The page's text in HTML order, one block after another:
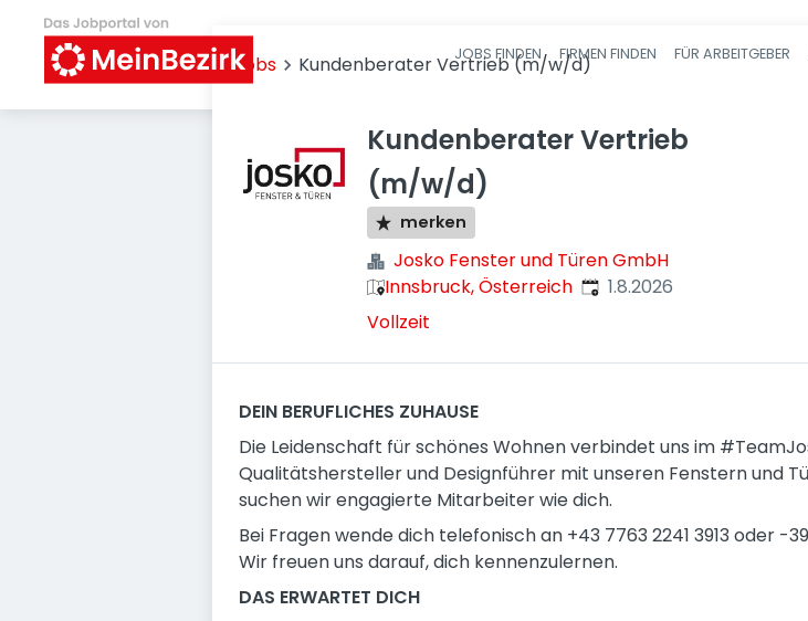
JOBS FINDEN FIRMEN FINDEN FÜR ARBEITGEBER
Jobs Kundenberater Vertrieb (m/w/d)
Kundenberater Vertrieb
(m/w/d)
merken
Josko Fenster und Türen GmbH
Innsbruck, Österreich Veröffentlicht
1.8.2026
Vollzeit
DEIN BERUFLICHES ZUHAUSE
Die Leidenschaft für schönes Wohnen verbindet uns im
Qualitätshersteller und Designführer mit unseren Fenstern und
suchen wir engagierte Mitarbeiter wie dich.
Bei Fragen wende dich telefonisch an +43 7763 2241 3913 oder -
Wir freuen uns darauf, dich kennenzulernen.
DAS ERWARTET DICH